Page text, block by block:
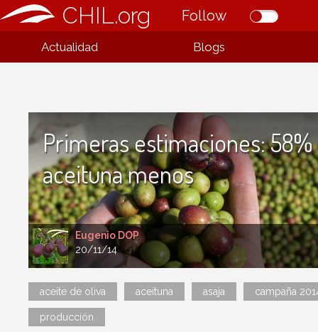
CHIL.org Follow
Actualidad Blogs
Eugenio DOP
20/11/14
Primeras estimaciones:
aceituna menos
aceite de oliva aceituna asaja campaña
producción